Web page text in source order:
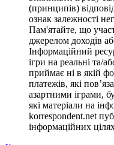
(принципів)
ознак залежності
Пам'ятайте, що
джерелом доходів
Інформаційний
ігри на реальні та/
приймає ні в якій
платежів, які
азартними іграми,
які матеріали на
korrespondent.net
інформаційних